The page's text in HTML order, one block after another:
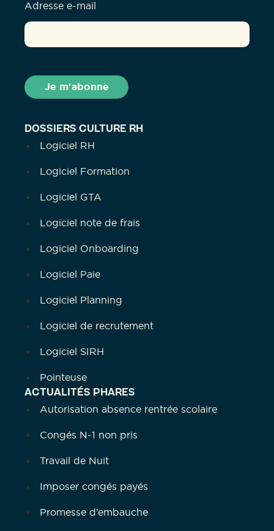
DOSSIERS CULTURE RH
Logiciel RH
Logiciel Formation
Logiciel GTA
Logiciel note de frais
Logiciel Onboarding
Logiciel Paie
Logiciel Planning
Logiciel de recrutement
Logiciel SIRH
Pointeuse
ACTUALITÉS PHARES
Autorisation absence rentrée scolaire
Congés N-1 non pris
Travail de Nuit
Imposer congés payés
Promesse d’embauche
Adresse e-mail